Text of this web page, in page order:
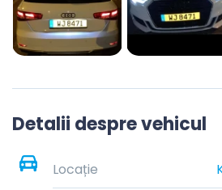
Detalii despre vehicul
Locație